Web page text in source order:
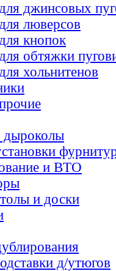
джинсовых
люверсов
кнопок
обтяжки
хольнитенов
и ВТО
и доски
д/утюгов